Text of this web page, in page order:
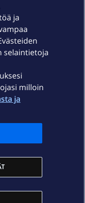
ja
selaintietoja
milloin
ja